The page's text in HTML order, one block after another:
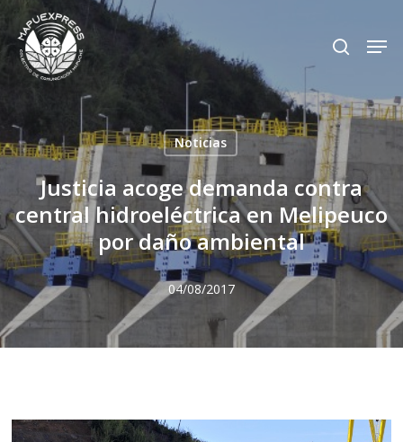
Skip
to
main
search
Noticias
Justicia acoge demanda contra
central hidroeléctrica en Melipeuco
por daño ambiental
04/08/2017
Close